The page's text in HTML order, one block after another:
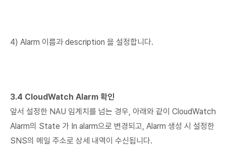
4) Alarm 이름과 description 을 설정합니다.
3.4 CloudWatch Alarm 확인
앞서 설정한 NAU 임계치를 넘는 경우, 아래와 같이 CloudWatch
Alarm의 State 가 In alarm으로 변경되고, Alarm 생성 시 설정한
SNS의 메일 주소로 상세 내역이 수신됩니다.